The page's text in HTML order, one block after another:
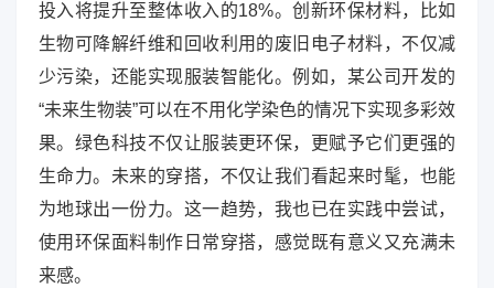
投入将提升至整体收入的18%。创新环保材料，比如
生物可降解纤维和回收利用的废旧电子材料，不仅减
少污染，还能实现服装智能化。例如，某公司开发的
“未来生物装”可以在不用化学染色的情况下实现多彩效
果。绿色科技不仅让服装更环保，更赋予它们更强的
生命力。未来的穿搭，不仅让我们看起来时髦，也能
为地球出一份力。这一趋势，我也已在实践中尝试，
使用环保面料制作日常穿搭，感觉既有意义又充满未
来感。